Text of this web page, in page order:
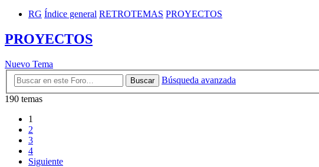
RG Índice general RETROTEMAS PROYECTOS
PROYECTOS
Nuevo Tema
Buscar
Búsqueda avanzada
190 temas
1
2
3
4
Siguiente